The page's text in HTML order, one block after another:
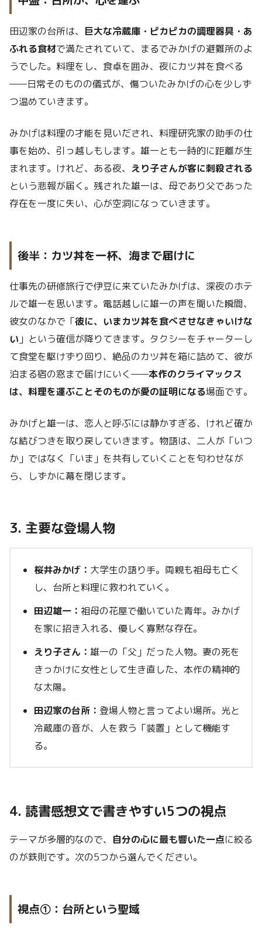
田辺家の台所は、 巨大な冷蔵庫・ピカピカの調理器具・あ
ふれる食材で満たされていて、まるでみかげの避難所のよ
うでした。料理をし、食卓を囲み、夜にカツ丼を食べる
——日常そのものの儀式が、傷ついたみかげの心を少しず
つ温めていきます。
みかげは料理の才能を見いだされ、料理研究家の助手の仕
事を始め、引っ越しもします。雄一とも一時的に距離が生
まれます。けれど、ある夜、 えり子さんが客に刺殺される
という悲報が届く。残された雄一は、母であり父であった
存在を一度に失い、心が空洞になっていきます。
後半：カツ丼を一杯、海まで届けに
仕事先の研修旅行で伊豆に来ていたみかげは、深夜のホテ
ルで雄一を思います。電話越しに雄一の声を聞いた瞬間、
彼女のなかで「彼に、いまカツ丼を食べさせなきゃいけな
い 」という確信が降りてきます。タクシーをチャーターし
て食堂を駆けずり回り、絶品のカツ丼を箱に詰めて、彼が
泊まる宿の窓まで届けにいく——本作のクライマックス
は、料理を運ぶことそのものが愛の証明になる場面です。
みかげと雄一は、恋人と呼ぶには静かすぎる、けれど確か
な結びつきを取り戻していきます。物語は、二人が「いつ
か」ではなく「いま」を共有していくことを匂わせなが
ら、しずかに幕を閉じます。
3. 主要な登場人物
桜井みかげ： 大学生の語り手。両親も祖母も亡く
し、台所と料理に救われていく。
田辺雄一： 祖母の花屋で働いていた青年。みかげ
を家に招き入れる、優しく寡黙な存在。
えり子さん： 雄一の「父」だった人物。妻の死を
きっかけに女性として生き直した、本作の精神的
な太陽。
田辺家の台所： 登場人物と言ってよい場所。光と
冷蔵庫の音が、人を救う「装置」として機能す
る。
4. 読書感想文で書きやすい5つの視点
テーマが多層的なので、 自分の心に最も響いた一点に絞る
のが鉄則です。次の5つから選んでください。
視点①：台所という聖域